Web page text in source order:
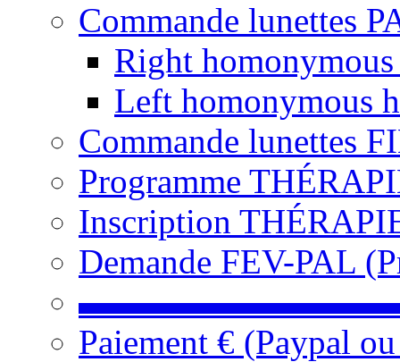
Commande lunettes
Right
Left homonymous
Commande lunettes
Programme
Inscription
Demande FEV-PAL
Paiement € (Paypal